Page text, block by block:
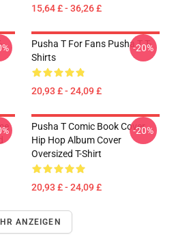
15,64 £ - 36,26 £
Pusha T For Fans Pusha T T-
Shirts
20,93 £ - 24,09 £
-20%
Pusha T Comic Book Cover
Hip Hop Album Cover
Oversized T-Shirt
20,93 £ - 24,09 £
-20%
ANZEIGEN